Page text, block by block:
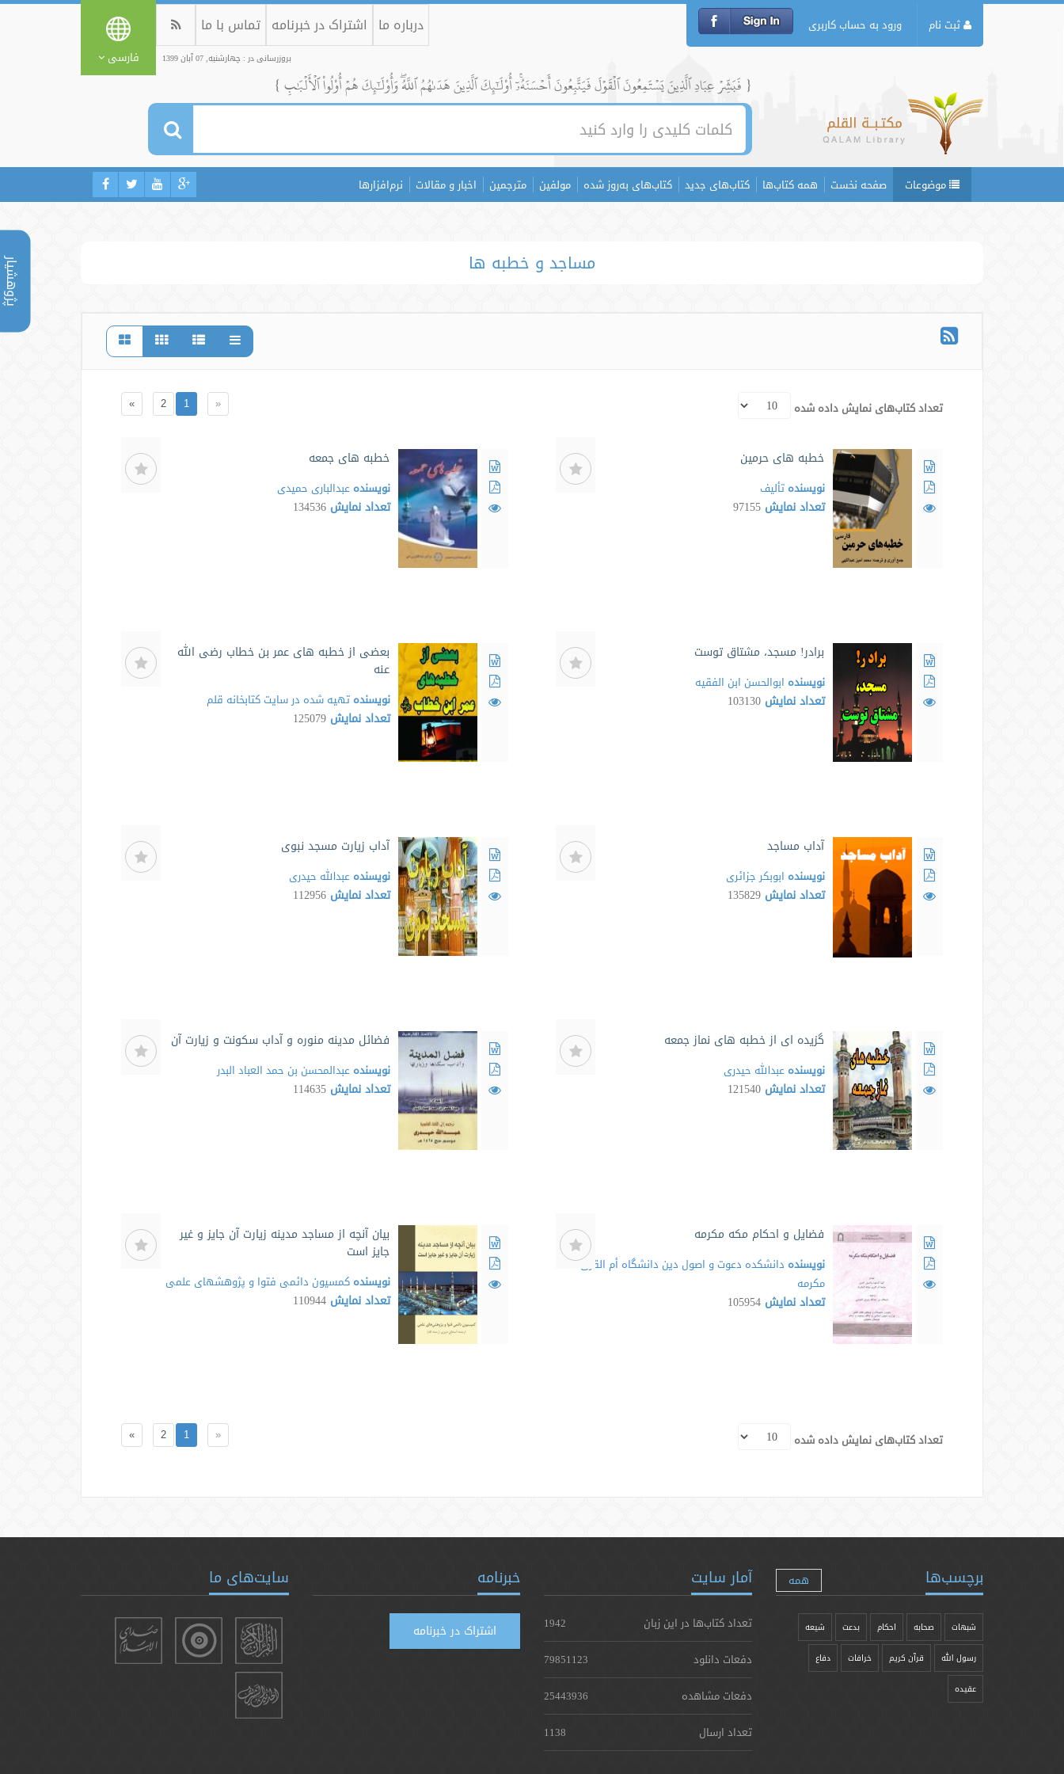
پژوهشیار
ثبت نام ورود به حساب کاربری درباره ما اشتراک در خبرنامه تماس با ما
بروزرسانی در : چهارشنبه, 07 آبان 1399 فارسی
{ فَبَشِّرۡ عِبَادِ ٱلَّذِينَ يَسۡتَمِعُونَ ٱلۡقَوۡلَ فَيَتَّبِعُونَ أَحۡسَنَهُۥٓۚ أُوْلَٰٓئِكَ ٱلَّذِينَ هَدَىٰهُمُ ٱللَّهُۖ وَأُوْلَٰٓئِكَ هُمۡ أُوْلُواْ ٱلۡأَلۡبَٰبِ }
موضوعات صفحه نخست همه کتاب‌ها کتاب‌های جدید کتاب‌های به‌روز شده مولفین مترجمین اخبار و مقالات نرم‌افزارها
مساجد و خطبه ها
تعداد کتاب‌های نمایش داده شده «
1
2
»
خطبه های حرمین
نویسنده تألیف
تعداد نمایش 97155
خطبه های جمعه
نویسنده عبدالباری حمیدی
تعداد نمایش 134536
برادر! مسجد، مشتاق توست
نویسنده ابوالحسن ابن الفقیه
تعداد نمایش 103130
بعضی از خطبه های عمر بن خطاب رضی الله
عنه
نویسنده تهیه شده در سایت كتابخانه قلم
تعداد نمایش 125079
آداب مساجد
نویسنده ابوبکر جزائری
تعداد نمایش 135829
آداب زیارت مسجد نبوی
نویسنده عبدالله حیدری
تعداد نمایش 112956
گزیده ای از خطبه های نماز جمعه
نویسنده عبدالله حیدری
تعداد نمایش 121540
فضائل مدینه منوره و آداب سکونت و زیارت آن
نویسنده عبدالمحسن بن حمد العباد البدر
تعداد نمایش 114635
فضایل و احکام مکه مکرمه
نویسنده دانشکده دعوت و اصول دین دانشگاه أم القری مکه
مکرمه
تعداد نمایش 105954
بیان آنچه از مساجد مدینه زیارت آن جایز و غیر
جایز است
نویسنده کمسیون دائمی فتوا و پژوهشهای علمی
تعداد نمایش 110944
تعداد کتاب‌های نمایش داده شده «
1
2
»
برچسب‌ها همه
شبهات صحابه احکام بدعت شیعه
رسول الله قرآن کریم خرافات دفاع
عقیده
آمار سایت
تعداد کتاب‌ها در این زبان
1942
دفعات دانلود
79851123
دفعات مشاهده
25443936
تعداد ارسال
1138
خبرنامه
اشتراک در خبرنامه
سایت‌های ما